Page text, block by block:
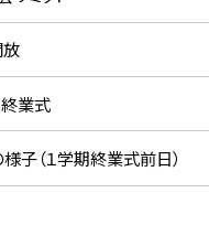
業式
子（１学期終業式前日）